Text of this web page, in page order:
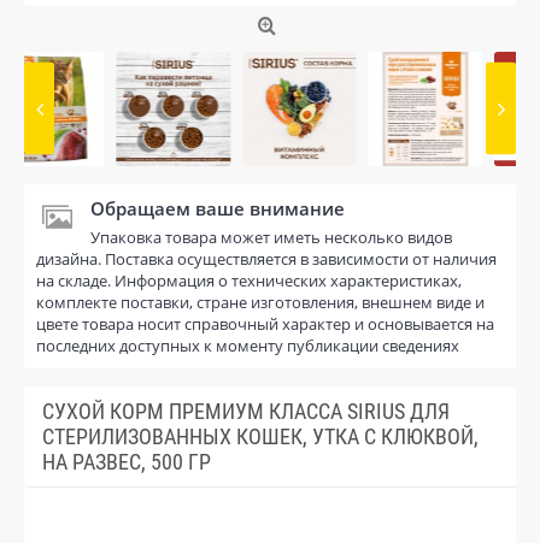
Обращаем ваше внимание
Упаковка товара может иметь несколько видов
дизайна. Поставка осуществляется в зависимости от наличия
на складе. Информация о технических характеристиках,
комплекте поставки, стране изготовления, внешнем виде и
цвете товара носит справочный характер и основывается на
последних доступных к моменту публикации сведениях
СУХОЙ КОРМ ПРЕМИУМ КЛАССА SIRIUS ДЛЯ
СТЕРИЛИЗОВАННЫХ КОШЕК, УТКА С КЛЮКВОЙ,
НА РАЗВЕС, 500 ГР